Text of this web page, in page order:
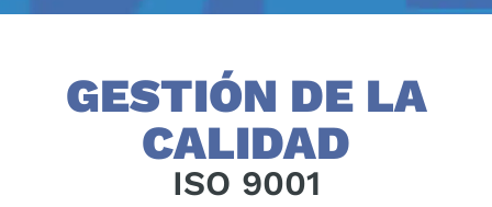
GESTIÓN DE LA
CALIDAD
ISO 9001